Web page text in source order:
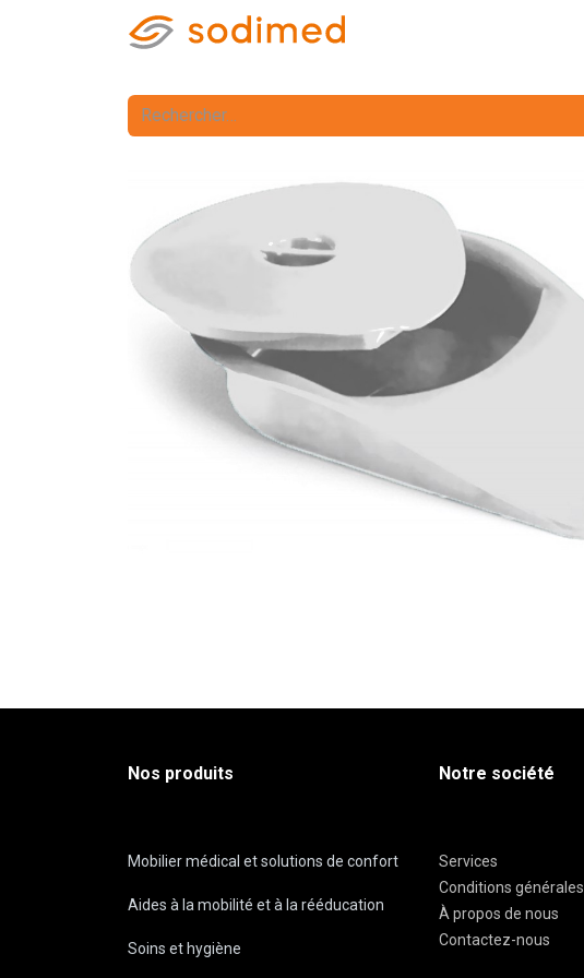
Nos produits
Mobilier médical et solutions de confort
Aides à la mobilité et à la rééducation
Soins et hygiène
Notre société
Services
Conditions générales
À propos de nous
Contactez-nous